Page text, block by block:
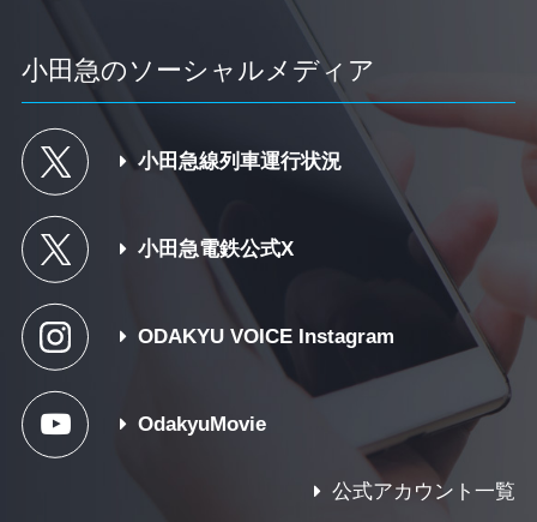
小田急のソーシャルメディア
小田急線列車運行状況
小田急電鉄公式X
ODAKYU VOICE Instagram
OdakyuMovie
公式アカウント一覧